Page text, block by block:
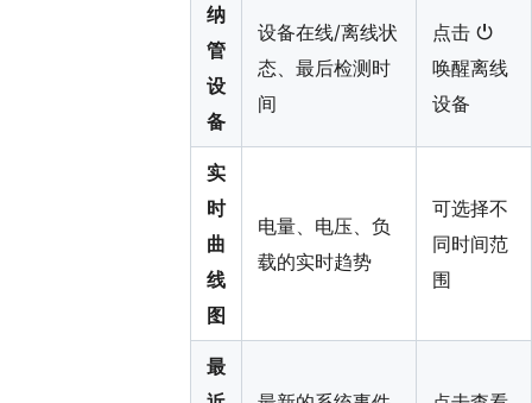
纳
管
设
备
设备在线/离线状
态、最后检测时
间
点击 ⏻
唤醒离线
设备
实
时
曲
线
图
电量、电压、负
载的实时趋势
可选择不
同时间范
围
最